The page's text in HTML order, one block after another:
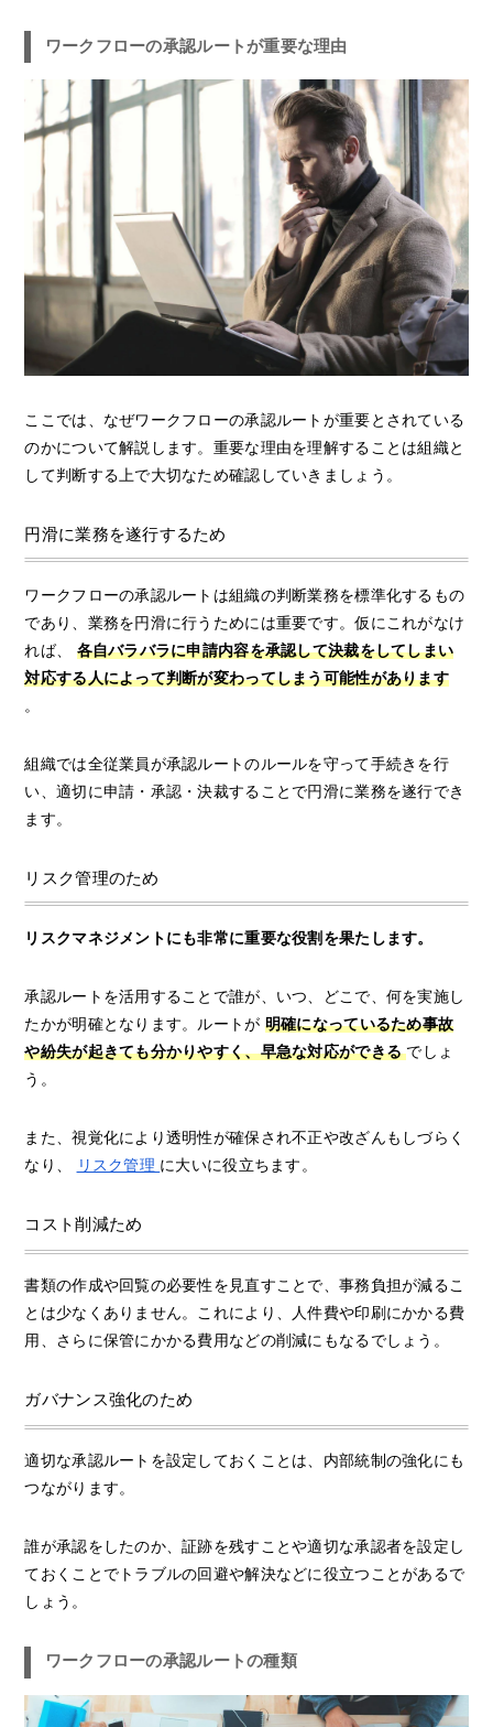
ワークフローの承認ルートが重要な理由
ここでは、なぜワークフローの承認ルートが重要とされている
のかについて解説します。重要な理由を理解することは組織と
して判断する上で大切なため確認していきましょう。
円滑に業務を遂行するため
ワークフローの承認ルートは組織の判断業務を標準化するもの
であり、業務を円滑に行うためには重要です。仮にこれがなけ
れば、 各自バラバラに申請内容を承認して決裁をしてしまい
対応する人によって判断が変わってしまう可能性があります
。
組織では全従業員が承認ルートのルールを守って手続きを行
い、適切に申請・承認・決裁することで円滑に業務を遂行でき
ます。
リスク管理のため
リスクマネジメントにも非常に重要な役割を果たします。
承認ルートを活用することで誰が、いつ、どこで、何を実施し
たかが明確となります。ルートが 明確になっているため事故
や紛失が起きても分かりやすく、早急な対応ができるでしょ
う。
また、視覚化により透明性が確保され不正や改ざんもしづらく
なり、
リスク管理 に大いに役立ちます。
コスト削減ため
書類の作成や回覧の必要性を見直すことで、事務負担が減るこ
とは少なくありません。これにより、人件費や印刷にかかる費
用、さらに保管にかかる費用などの削減にもなるでしょう。
ガバナンス強化のため
適切な承認ルートを設定しておくことは、内部統制の強化にも
つながります。
誰が承認をしたのか、証跡を残すことや適切な承認者を設定し
ておくことでトラブルの回避や解決などに役立つことがあるで
しょう。
ワークフローの承認ルートの種類